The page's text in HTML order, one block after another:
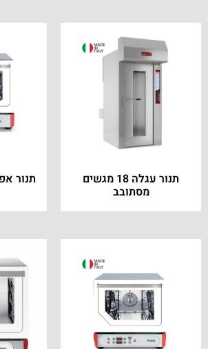
תנור עגלה 18 מגשים
מסתובב